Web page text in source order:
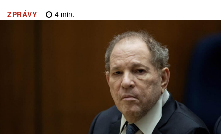
ZPRÁVY 4 min.